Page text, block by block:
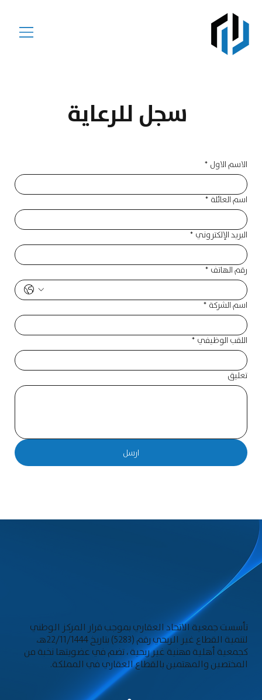
سجل للرعاية
الاسم الاول *
اسم العائلة *
البريد الإلكتروني *
رقم الهاتف *
اسم الشركة *
اللقب الوظيفي *
تعليق
ارسل
تأسست جمعية الاتحاد العقاري بموجب قرار المركز الوطني
لتنمية القطاع غير الربحي رقم (5283) بتاريخ 22/11/1444هـ،
كجمعية أهلية مهنية غير ربحية ، تضم في عضويتها نخبة من
المختصين والمهتمين بالقطاع العقاري في المملكة.